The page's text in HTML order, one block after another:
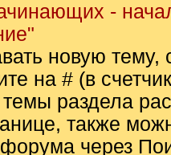
-
новую тему,
на # (в
раздела
также
форума через